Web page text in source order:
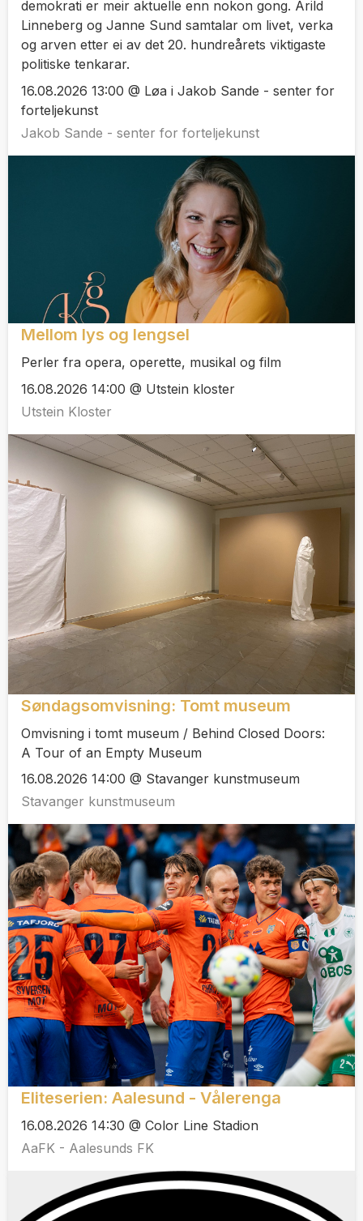
demokrati er meir aktuelle enn nokon gong. Arild
Linneberg og Janne Sund samtalar om livet, verka
og arven etter ei av det 20. hundreårets viktigaste
politiske tenkarar.
16.08.2026 13:00 @ Løa i Jakob Sande - senter for
forteljekunst
Jakob Sande - senter for forteljekunst
Mellom lys og lengsel
Perler fra opera, operette, musikal og film
16.08.2026 14:00 @ Utstein kloster
Utstein Kloster
Søndagsomvisning: Tomt museum
Omvisning i tomt museum / Behind Closed Doors:
A Tour of an Empty Museum
16.08.2026 14:00 @ Stavanger kunstmuseum
Stavanger kunstmuseum
Eliteserien: Aalesund - Vålerenga
16.08.2026 14:30 @ Color Line Stadion
AaFK - Aalesunds FK